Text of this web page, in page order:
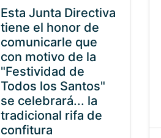
Esta Junta Directiva
tiene el honor de
comunicarle que
con motivo de la
"Festividad de
Todos los Santos"
se celebrará... la
tradicional rifa de
confitura